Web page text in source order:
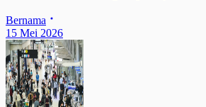
Bernama
15 Mei 2026